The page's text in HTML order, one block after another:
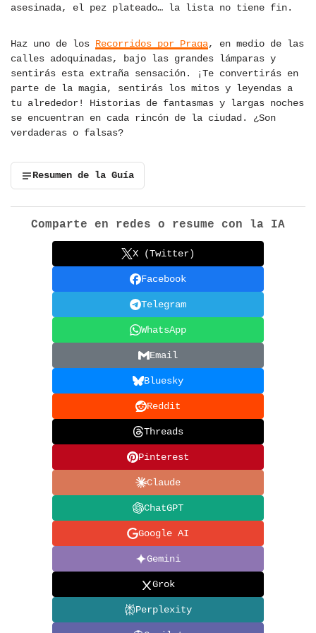
asesinada, el pez plateado… la lista no tiene fin.
Haz uno de los Recorridos por Praga, en medio de las
calles adoquinadas, bajo las grandes lámparas y
sentirás esta extraña sensación. ¡Te convertirás en
parte de la magia, sentirás los mitos y leyendas a
tu alrededor! Historias de fantasmas y largas noches
se encuentran en cada rincón de la ciudad. ¿Son
verdaderas o falsas?
Resumen de la Guía
Comparte en redes o resume con la IA
X (Twitter)
Facebook
Telegram
WhatsApp
Email
Bluesky
Reddit
Threads
Pinterest
Claude
ChatGPT
Google AI
Gemini
Grok
Perplexity